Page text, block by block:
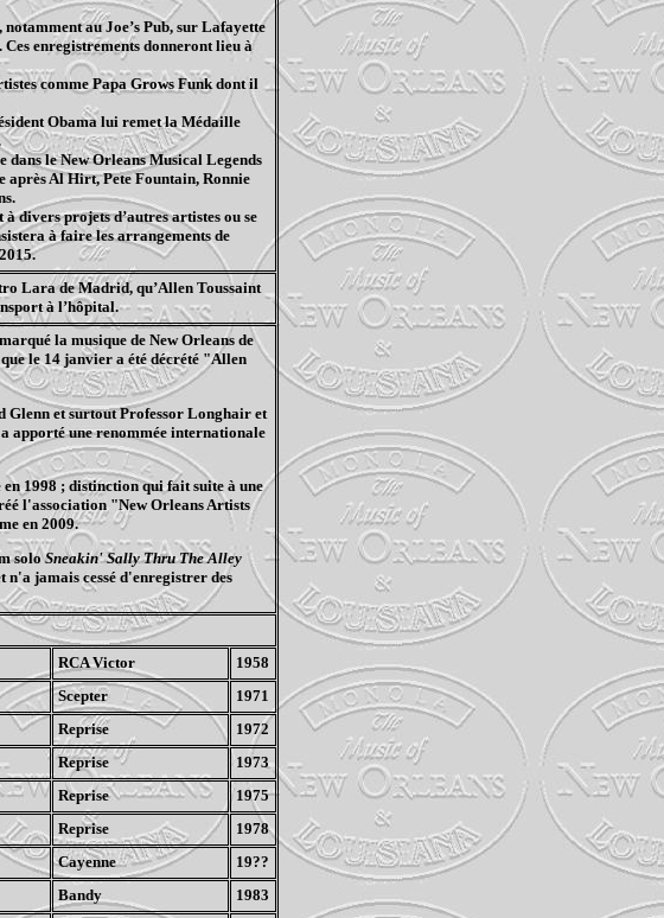
notamment auJoe’sPub, sur Lafayette
enregistrements donneront lieu à
comme PapaGrowsFunk dont il
Obama lui remet la Médaille
dans le NewOrleansMusical Legends
après Al Hirt, PeteFountain, Ronnie
divers projets d’autres artistes ou se
à faire les arrangements de
Lara de Madrid, qu’Allen Toussaint
à l’hôpital.
la musique de NewOrleansde
le 14 janvier a été décrété "Allen
Glenn et surtout Professor Longhairet
apporté une renommée internationale
en 1998 ; distinction qui fait suite à une
l'association "NewOrleansArtists
en 2009.
soloSneakin' SallyThruTheAlley
n'a jamais cessé d'enregistrer des
RCA Victor
1958
Scepter
1971
Reprise
1972
Reprise
1973
Reprise
1975
Reprise
1978
Cayenne
19??
Bandy 1983